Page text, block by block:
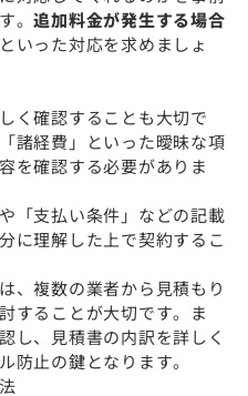
。追加料金が発生する場合
といった対応を求めましょ
く確認することも大切で
諸経費」といった曖昧な項
を確認する必要がありま
「支払い条件」などの記載
に理解した上で契約するこ
、複数の業者から見積もり
することが大切です。ま
し、見積書の内訳を詳しく
防止の鍵となります。